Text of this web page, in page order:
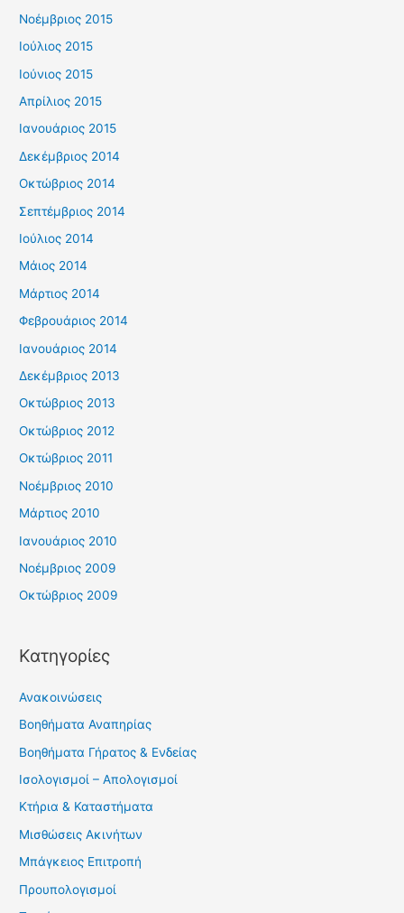
Νοέμβριος 2015
Ιούλιος 2015
Ιούνιος 2015
Απρίλιος 2015
Ιανουάριος 2015
Δεκέμβριος 2014
Οκτώβριος 2014
Σεπτέμβριος 2014
Ιούλιος 2014
Μάιος 2014
Μάρτιος 2014
Φεβρουάριος 2014
Ιανουάριος 2014
Δεκέμβριος 2013
Οκτώβριος 2013
Οκτώβριος 2012
Οκτώβριος 2011
Νοέμβριος 2010
Μάρτιος 2010
Ιανουάριος 2010
Νοέμβριος 2009
Οκτώβριος 2009
Kατηγορίες
Ανακοινώσεις
Βοηθήματα Αναπηρίας
Βοηθήματα Γήρατος & Ενδείας
Ισολογισμοί – Απολογισμοί
Κτήρια & Καταστήματα
Μισθώσεις Ακινήτων
Μπάγκειος Επιτροπή
Προυπολογισμοί